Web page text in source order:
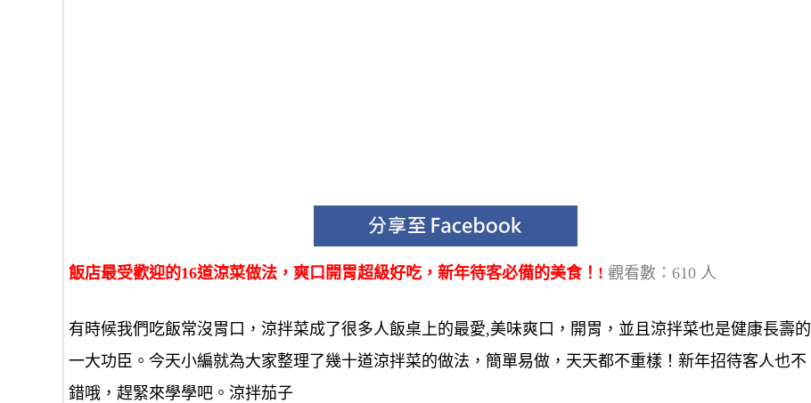
飯店最受歡迎的16道涼菜做法，爽口開胃超級好吃，新年待客必備的美食！! 觀看數：610 人
有時候我們吃飯常沒胃口，涼拌菜成了很多人飯桌上的最愛,美味爽口，開胃，並且涼拌菜也是健康長壽的
一大功臣。今天小編就為大家整理了幾十道涼拌菜的做法，簡單易做，天天都不重樣！新年招待客人也不
錯哦，趕緊來學學吧。涼拌茄子